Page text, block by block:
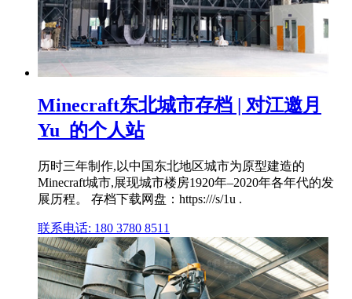
Minecraft东北城市存档 | 对江邀月
Yu_的个人站
历时三年制作,以中国东北地区城市为原型建造的
Minecraft城市,展现城市楼房1920年–2020年各年代的发
展历程。 存档下载网盘：https:///s/1u .
联系电话: 180 3780 8511